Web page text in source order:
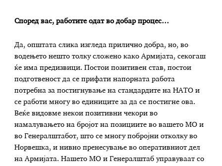
Според вас, работите одат во добар процес…
Да, општата слика изгледа прилично добра, но, во
водењето нешто толку сложено како Армијата, секогаш
ќе има предизвици. Постои позитивен став, постои
подготвеност да се прифати напорната работа
потребна за постигнување на стандардите на НАТО и
се работи многу во единиците за да се постигне ова.
Веќе видовме некои позитивни чекори во
намалувањето на бројот на позициите во вашето МО и
во Генералштабот, што се многу побројни отколку во
Норвешка, и нивно пренесување во оперативниот дел
на Армијата. Нашето МО и Генералштаб управуваат со